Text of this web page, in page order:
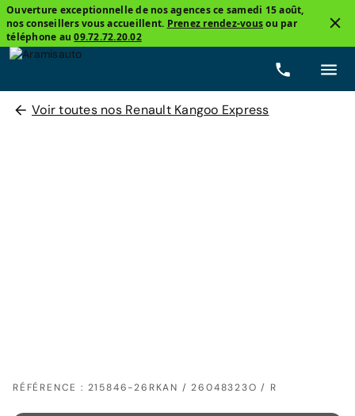
Ouverture exceptionnelle de nos agences ce samedi 15 août,
nos conseillers vous accueillent. Prenez rendez-vousou par
téléphone au09.72.72.20.02
Voir toutes nos Renault Kangoo Express
RÉFÉRENCE : 215846-26RKAN / 26048323O / R